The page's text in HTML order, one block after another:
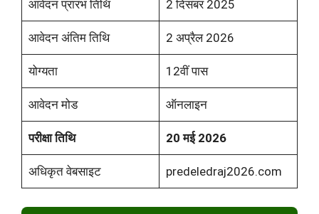
आवेदन प्रारंभ तिथि 2 दिसंबर 2025
आवेदन अंतिम तिथि 2 अप्रैल 2026
योग्यता 12वीं पास
आवेदन मोड ऑनलाइन
परीक्षा तिथि 20 मई 2026
अधिकृत वेबसाइट predeledraj2026.com